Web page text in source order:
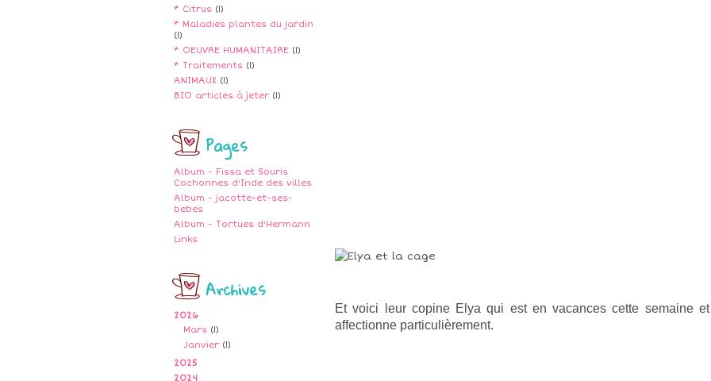
* Citrus (1)
* Maladies plantes du jardin
(1)
* OEUVRE HUMANITAIRE (1)
* Traitements (1)
ANIMAUX (1)
BIO articles à jeter (1)
Pages
Album - Fissa et Souris
Cochonnes d'Inde des villes
Album - jacotte-et-ses-
bebes
Album - Tortues d'Hermann
Links
Archives
2026
Mars (1)
Janvier (1)
2025
2024
Et voici leur copine Elya qui est en vacances cette semaine
affectionne particulièrement.